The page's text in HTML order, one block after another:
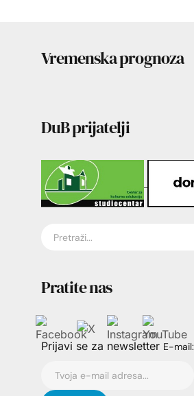
Vremenska prognoza
DuB prijatelji
Pratite nas
Prijavi se za newsletter E-mail: